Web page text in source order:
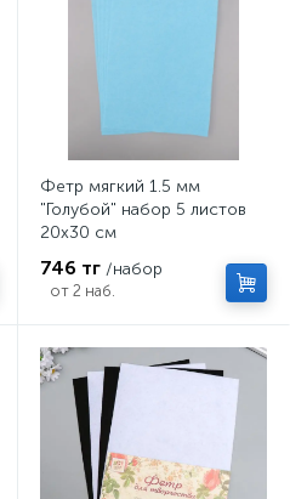
Фетр мягкий 1.5 мм
"Голубой" набор 5 листов
20х30 см
746 тг /набор
от 2 наб.